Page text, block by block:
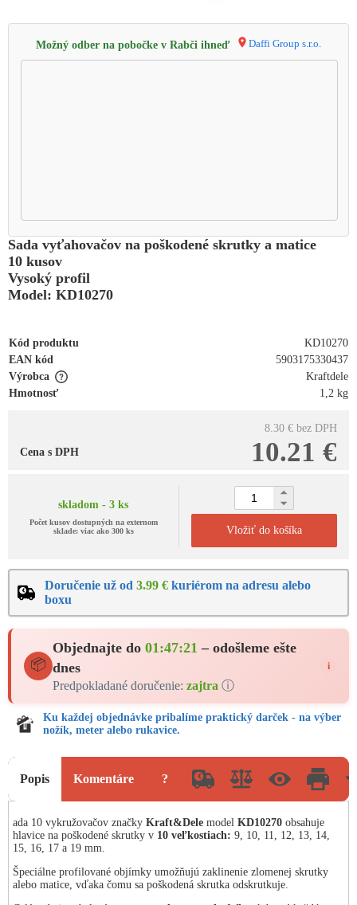
Možný odber na pobočke v Rabči ihneď Daffi Group s.r.o.
Sada vyťahovačov na poškodené skrutky a matice
10 kusov
Vysoký profil
Model: KD10270
Kód produktu
KD10270
EAN kód
5903175330437
Výrobca
Kraftdele
Hmotnosť
1,2 kg
8.30 € bez DPH
10.21 €
Cena s DPH
skladom - 3 ks
Počet kusov dostupných na externom
sklade: viac ako 300 ks
Vložiť do košíka
Doručenie už od 3.99 € kuriérom na adresu alebo
boxu
📦
Objednajte do 01:47:21 – odošleme ešte
dnes
Predpokladané doručenie: zajtra ⓘ
i
Ku každej objednávke pribalíme praktický darček - na výber
nožík, meter alebo rukavice.
Popis Komentáre ?
ada 10 vykružovačov značky Kraft&Dele model KD10270 obsahuje
hlavice na poškodené skrutky v 10 veľkostiach: 9, 10, 11, 12, 13, 14,
15, 16, 17 a 19 mm.
Špeciálne profilované objímky umožňujú zaklinenie zlomenej skrutky
alebo matice, vďaka čomu sa poškodená skrutka odskrutkuje.